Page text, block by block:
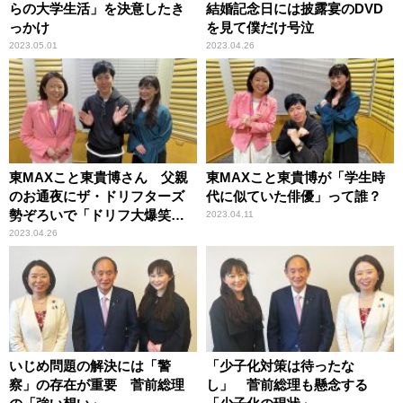
らの大学生活」を決意したき
っかけ
2023.05.01
結婚記念日には披露宴のDVD
を見て僕だけ号泣
2023.04.26
東MAXこと東貴博さん 父親
のお通夜にザ・ドリフターズ
勢ぞろいで「ドリフ大爆笑の
もしものコーナーかと思っ
2023.04.26
東MAXこと東貴博が「学生時
代に似ていた俳優」って誰？
2023.04.11
いじめ問題の解決には「警
察」の存在が重要 菅前総理
「少子化対策は待ったな
し」 菅前総理も懸念する